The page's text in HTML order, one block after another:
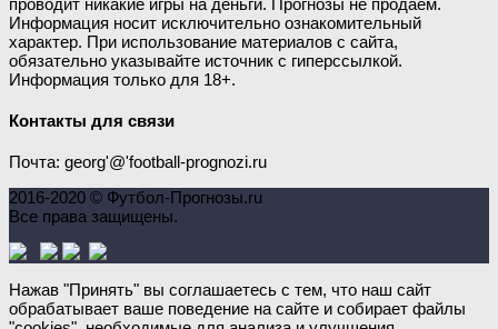
Информация носит исключительно ознакомительный
характер. При использование материалов с сайта,
обязательно указывайте источник с гиперссылкой.
Информация только для 18+.
Контакты для связи
Почта: georg'@'football-prognozi.ru
2016-2020 © Футбол-Прогнозы.ru
Все права защищены.
Нажав "Принять" вы соглашаетесь с тем, что наш сайт
обрабатывает ваше поведение на сайте и собирает файлы